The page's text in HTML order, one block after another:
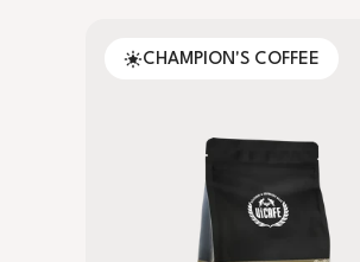
CHAMPION'S COFFEE